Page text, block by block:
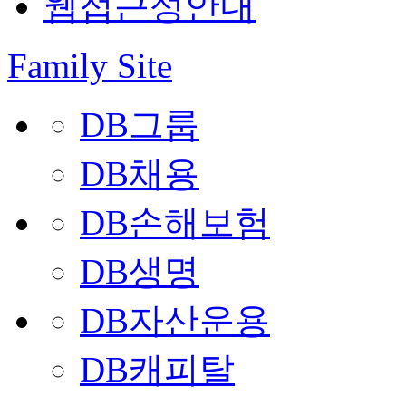
Family Site
DB그룹
DB채용
DB손해보험
DB생명
DB자산운용
DB캐피탈